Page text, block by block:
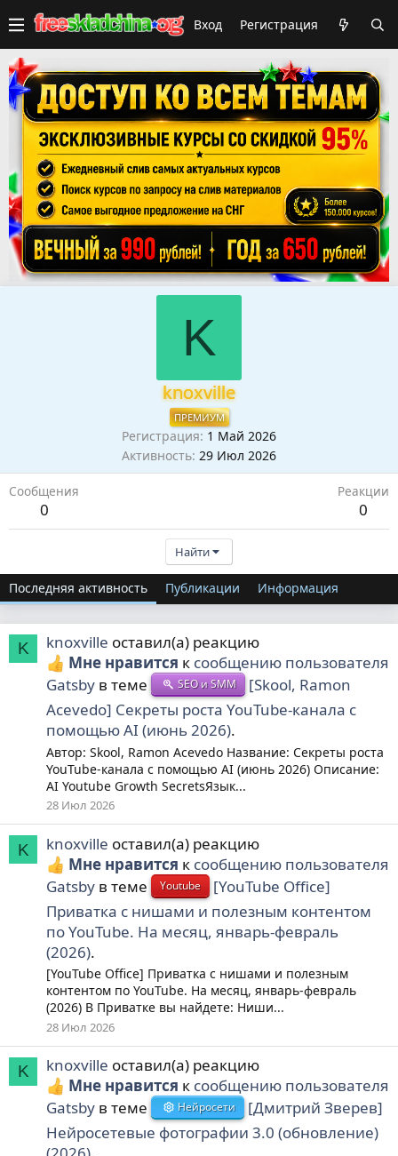
Вход Регистрация
K
knoxville
ПРЕМИУМ
Регистрация 1 Май 2026
Активность 29 Июл 2026
Сообщения
0
Реакции
0
Найти
Последняя активность Публикации Информация
K knoxville оставил(а) реакцию
Мне нравится к сообщению пользователя
Gatsby в теме SEO и SMM
[Skool, Ramon
Acevedo] Секреты роста YouTube-канала с
помощью AI (июнь 2026).
Автор: Skool, Ramon Acevedo Название: Секреты роста
YouTube-канала с помощью AI (июнь 2026) Описание:
AI Youtube Growth SecretsЯзык...
28 Июл 2026
K knoxville оставил(а) реакцию
Мне нравится к сообщению пользователя
Gatsby в теме Youtube
[YouTube Office]
Приватка с нишами и полезным контентом
по YouTube. На месяц, январь-февраль
(2026).
[YouTube Office] Приватка с нишами и полезным
контентом по YouTube. На месяц, январь-февраль
(2026) В Приватке вы найдете: Ниши...
28 Июл 2026
K knoxville оставил(а) реакцию
Мне нравится к сообщению пользователя
Gatsby в теме Нейросети
[Дмитрий Зверев]
Нейросетевые фотографии 3.0 (обновление)